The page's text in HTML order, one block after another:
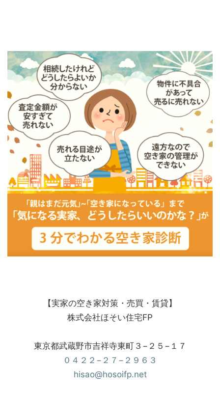
【実家の空き家対策・売買・賃貸】
株式会社ほそい住宅FP
東京都武蔵野市吉祥寺東町３−２５−１７
０４２２−２７−２９６３
hisao@hosoifp.net